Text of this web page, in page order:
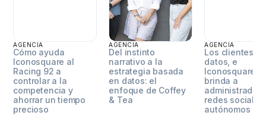
AGENCIA
Cómo ayuda
Iconosquare al
Racing 92 a
controlar a la
competencia y
ahorrar un tiempo
precioso
AGENCIA
Del instinto
narrativo a la
estrategia basada
en datos: el
enfoque de Coffey
& Tea
AGENCIA
Los clientes
datos, e
Iconosquare
brinda a
redes sociales
autónomos